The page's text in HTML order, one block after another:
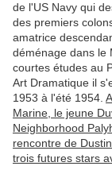
de l'US Navy qui
des premiers
amatrice
déménage dans le
courtes études au
Art Dramatique il
1953 à l'été 1954.
Marine, le jeune
Neighborhood
rencontre de
trois futures stars